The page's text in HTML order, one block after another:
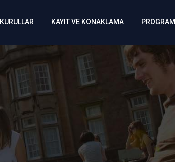
KURULLAR KAYIT VE KONAKLAMA PROGRAM